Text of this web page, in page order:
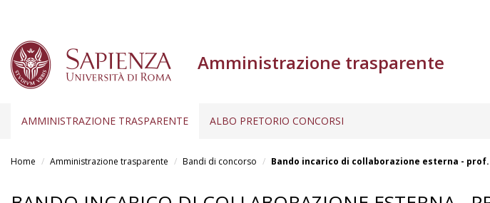
Amministrazione trasparente
AMMINISTRAZIONE TRASPARENTE ALBO PRETORIO CONCORSI
Home Amministrazione trasparente Bandi di concorso Bando incarico di collaborazione esterna - prof.